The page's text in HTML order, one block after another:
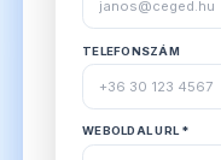
TELEFONSZÁM
WEBOLDAL URL *